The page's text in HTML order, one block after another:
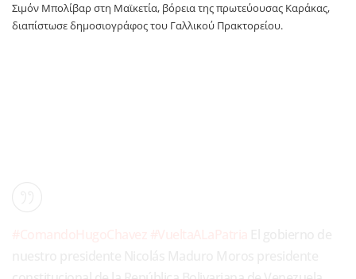
Σιμόν Μπολίβαρ στη Μαϊκετία, βόρεια της πρωτεύουσας Καράκας,
διαπίστωσε δημοσιογράφος του Γαλλικού Πρακτορείου.